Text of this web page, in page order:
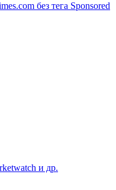
без тега Sponsored
и др.